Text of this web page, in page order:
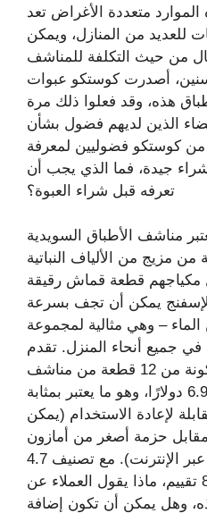
متعددة الأغراض تعد
للعديد من المنازل، ويمكن
من حيث التكلفة للمناشف
أصدرت كوستكو عبوات
هذه، وقد فعلوا ذلك مرة
الذين لديهم فضول بشأن
من كوستكو فضوليين لمعرفة
جيدة، فما الذي يجب أن
تعرفه قبل شراء العبوة؟
مناشف الأطباق السويدية
مزيج من الألياف النباتية
مكياجهم قطعة قماش رقيقة
الإسفنج يمكن أن تجف بسرعة
– وهي مثالية لمجموعة
جميع أنحاء المنزل. تقدم
كوستكو الآن مجموعة مكونة من 12 قطعة من مناشف
الأطباق السويدية مقابل 6.97 دولارًا، وهو ما يعتبر بمثابة
لإعادة الاستخدام (يمكن
حزمة أصغر من أمازون
وتجار التجزئة الآخرين عبر الإنترنت). مع تصنيف 4.7
نجوم وما يقرب من 800 تقييم، ماذا يقول العملاء عن
وهل يمكن أن تكون إضافة